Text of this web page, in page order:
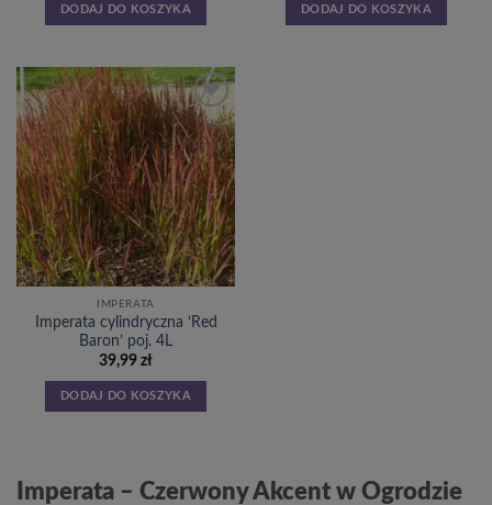
DODAJ DO KOSZYKA DODAJ DO KOSZYKA
Dodaj
do
listy
życzeń
IMPERATA
Imperata cylindryczna ‘Red
Baron’ poj. 4L
39,99 zł
DODAJ DO KOSZYKA
Imperata – Czerwony Akcent w Ogrodzie